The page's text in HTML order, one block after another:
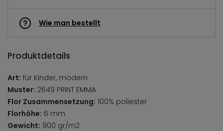
Wie man bestellt
Produktdetails
Art: für Kinder, modern
Muster: 2649 PRINT EMMA
Flor Zusammensetzung: 100% poliester
Florhöhe: 6 mm
Gewicht: 900 gr/m2